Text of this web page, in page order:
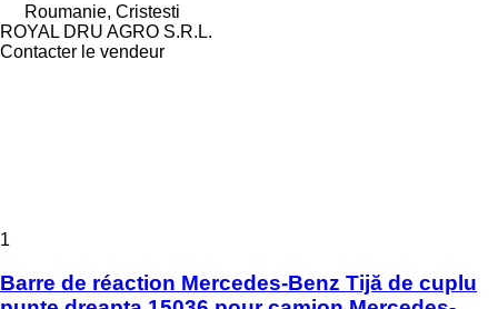
Roumanie, Cristesti
ROYAL DRU AGRO S.R.L.
Contacter le vendeur
1
Barre de réaction Mercedes-Benz Tijă de cuplu